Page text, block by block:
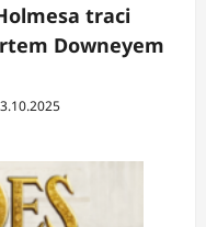
traci
Downeyem